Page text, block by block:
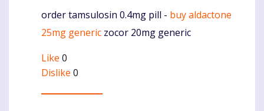
Komentaras
order tamsulosin 0.4mg pill - buy aldactone
25mg generic zocor 20mg generic
Like 0
Dislike 0